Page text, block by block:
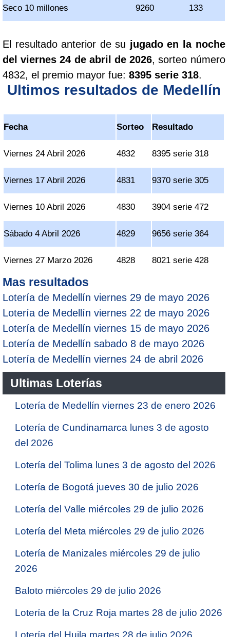
Seco 10 millones 9260 133
El resultado anterior de su jugado en la noche
del viernes 24 de abril de 2026, sorteo número
4832, el premio mayor fue: 8395 serie 318.
Ultimos resultados de Medellín
Fecha Sorteo Resultado
Viernes 24 Abril 2026 4832 8395 serie 318
Viernes 17 Abril 2026 4831 9370 serie 305
Viernes 10 Abril 2026 4830 3904 serie 472
Sábado 4 Abril 2026 4829 9656 serie 364
Viernes 27 Marzo 2026 4828 8021 serie 428
Mas resultados
Lotería de Medellín viernes 29 de mayo 2026
Lotería de Medellín viernes 22 de mayo 2026
Lotería de Medellín viernes 15 de mayo 2026
Lotería de Medellín sabado 8 de mayo 2026
Lotería de Medellín viernes 24 de abril 2026
Ultimas Loterías
Lotería de Medellín viernes 23 de enero 2026
Lotería de Cundinamarca lunes 3 de agosto
del 2026
Lotería del Tolima lunes 3 de agosto del 2026
Lotería de Bogotá jueves 30 de julio 2026
Lotería del Valle miércoles 29 de julio 2026
Lotería del Meta miércoles 29 de julio 2026
Lotería de Manizales miércoles 29 de julio
2026
Baloto miércoles 29 de julio 2026
Lotería de la Cruz Roja martes 28 de julio 2026